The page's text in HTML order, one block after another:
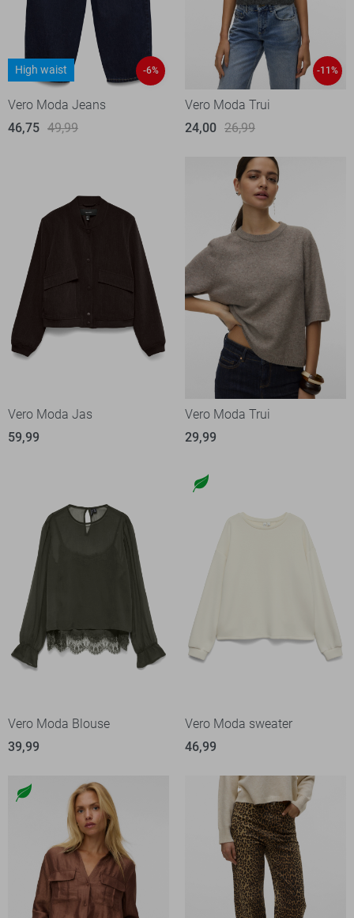
High waist -6%
Vero Moda Jeans
46,75 49,99
-11%
Vero Moda Trui
24,00 26,99
Vero Moda Jas
59,99
Vero Moda Trui
29,99
Vero Moda Blouse
39,99
Vero Moda sweater
46,99